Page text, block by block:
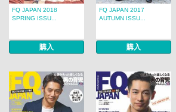
FQ JAPAN 2018
SPRING ISSU...
購入
FQ JAPAN 2017
AUTUMN ISSU...
購入